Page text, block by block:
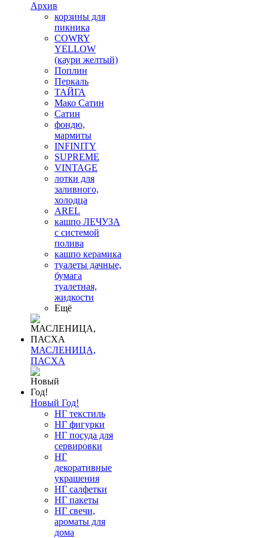
Архив
корзины для
пикника
COWRY
YELLOW
(каури желтый)
Поплин
Перкаль
ТАЙГА
Мако Сатин
Сатин
фондю,
мармиты
INFINITY
SUPREME
VINTAGE
лотки для
заливного,
холодца
AREL
кашпо ЛЕЧУЗА
с системой
полива
кашпо керамика
туалеты дачные,
бумага
туалетная,
жидкости
Ещё
МАСЛЕНИЦА,
ПАСХА
Новый Год!
НГ текстиль
НГ фигурки
НГ посуда для
сервировки
НГ
декоративные
украшения
НГ салфетки
НГ пакеты
НГ свечи,
ароматы для
дома